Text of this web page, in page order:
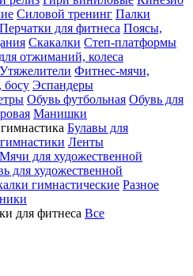
Силовой тренинг Палки
Перчатки для фитнеса Поясы,
Скакалки Степ-платформы
отжиманий, колеса
Утяжелители Фитнес-мячи,
босу Эспандеры
Обувь футбольная Обувь для
Манишки
Булавы для
Ленты
Мячи для художественной
для художественной
гимнастические Разное
для фитнеса Все